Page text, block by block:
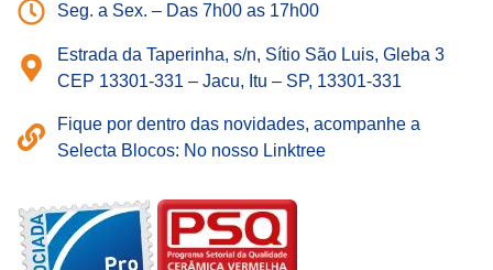
Seg. a Sex. – Das 7h00 as 17h00
Estrada da Taperinha, s/n, Sítio São Luis, Gleba 3
CEP 13301-331 – Jacu, Itu – SP, 13301-331
Fique por dentro das novidades, acompanhe a
Selecta Blocos: No nosso Linktree